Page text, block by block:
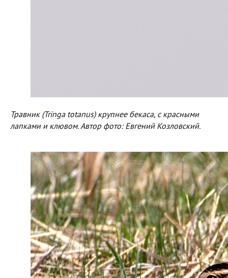
Травник (Tringa totanus) крупнее бекаса, с красными
лапками и клювом. Автор фото: Евгений Козловский.